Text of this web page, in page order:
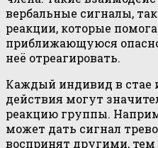
вербальные сигналы,
реакции, которые
приближающуюся
неё отреагировать.
Каждый индивид в стае
действия могут
реакцию группы.
может дать сигнал
воспринят другими,